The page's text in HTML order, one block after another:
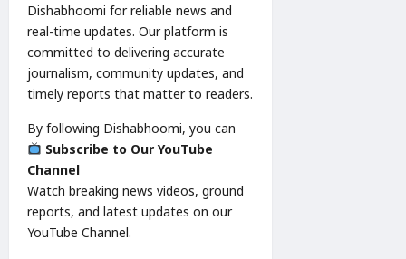
Dishabhoomi for reliable news and
real-time updates. Our platform is
committed to delivering accurate
journalism, community updates, and
timely reports that matter to readers.
By following Dishabhoomi, you can
Subscribe to Our YouTube
Channel
Watch breaking news videos, ground
reports, and latest updates on our
YouTube Channel.